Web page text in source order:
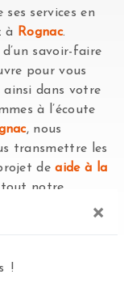
×
!
ses services en
à Rognac.
savoir-faire
pour vous
ainsi dans votre
à l’écoute
, nous
transmettre les
deaide à la
tout notre
encore plus